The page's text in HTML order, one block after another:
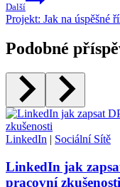
Další
Projekt: Jak na úspěšné
Podobné
LinkedIn | Sociální Sítě
LinkedIn jak
pracovní zkušenosti